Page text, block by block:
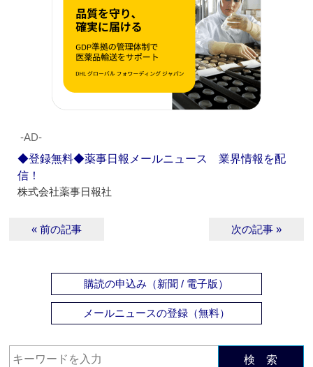
‐AD‐
◆登録無料◆薬事日報メールニュース 業界情報を配
信！
株式会社薬事日報社
« 前の記事 次の記事 »
購読の申込み（新聞 / 電子版）
メールニュースの登録（無料）
検 索